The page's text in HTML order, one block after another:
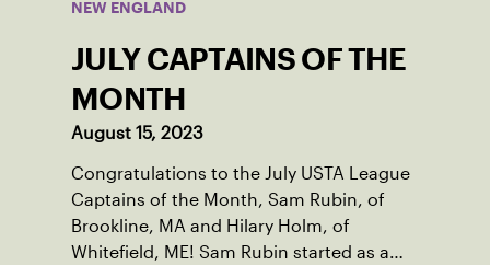
NEW ENGLAND
JULY CAPTAINS OF THE
MONTH
August 15, 2023
Congratulations to the July USTA League
Captains of the Month, Sam Rubin, of
Brookline, MA and Hilary Holm, of
Whitefield, ME! Sam Rubin started as a